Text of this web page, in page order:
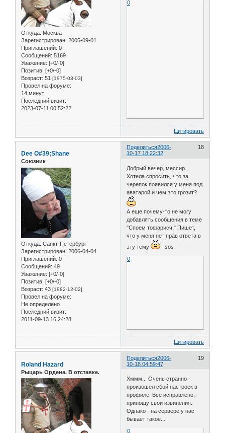
Откуда: Москва
Зарегистрирован: 2005-09-01
Приглашений: 0
Сообщений: 5169
Уважение: [+0/-0]
Позитив: [+0/-0]
Возраст: 51 [1975-03-03]
Провел на форуме:
14 минут
Последний визит:
2023-07-11 00:52:22
0
Цитировать
Поделиться 18
2006-
10-17 18:22:32
Dee O#39;Shane
Союзник
Откуда: Санкт-Петербург
Зарегистрирован: 2006-04-04
Приглашений: 0
Сообщений: 49
Уважение: [+0/-0]
Позитив: [+0/-0]
Возраст: 43 [1982-12-02]
Провел на форуме:
Не определено
Последний визит:
2011-09-13 16:24:28
Добрый вечер, мессир.
Хотела спросить, что за
черепок появился у меня под
аватарой и чем это грозит?
А еще почему-то не могу
добавлять сообщения в теме
"Споем тофарисч!" Пишет,
что у меня нет прав ответа в
эту тему
:sos
0
Цитировать
Поделиться 19
2006-
10-18 04:59:47
Roland Hazard
Рыцарь Ордена. В отставке.
Хммм... Очень странно -
произошел сбой настроек в
профиле. Все исправлено,
приношу свои извинения.
Однако - на сервере у нас
бывает такое....
0